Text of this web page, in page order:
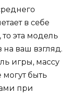
в себе
эта модель
ваш взгляд.
игры, массу
быть
при